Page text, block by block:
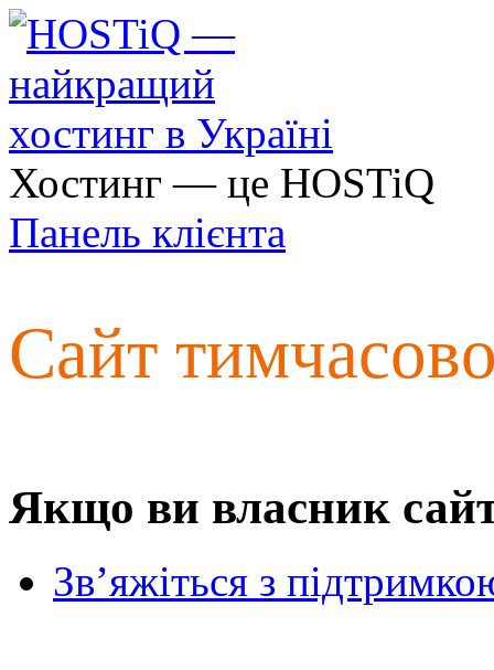
Хостинг — це HOSTiQ
Панель клієнта
Сайт
Якщо ви власник
Зв’яжіться з